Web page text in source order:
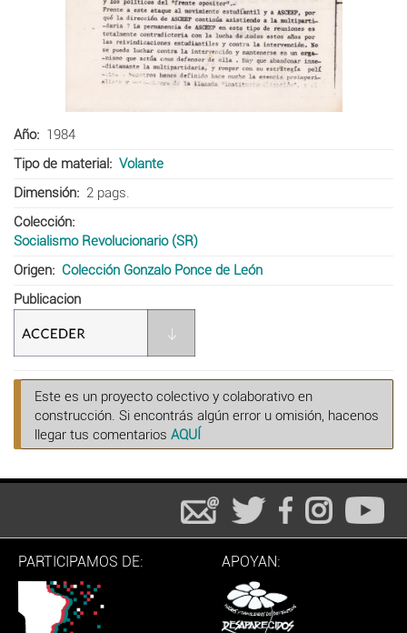
Año
1984
Tipo de material
Volante
Dimensión
2 pags.
Colección
Socialismo Revolucionario (SR)
Origen
Colección Gonzalo Ponce de León
Publicacion
Este es un proyecto colectivo y colaborativo en
construcción. Si encontrás algún error u omisión, hacenos
llegar tus comentarios AQUÍ
PARTICIPAMOS DE: APOYAN: